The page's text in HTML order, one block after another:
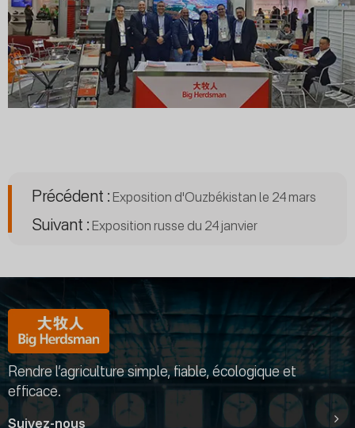
Précédent : Exposition d'Ouzbékistan le 24 mars
Suivant : Exposition russe du 24 janvier
Rendre l’agriculture simple, fiable, écologique et
efficace.
Suivez-nous